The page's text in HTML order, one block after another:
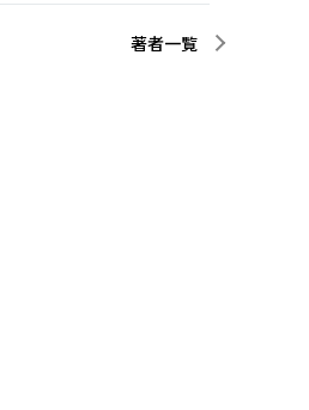
著者一覧